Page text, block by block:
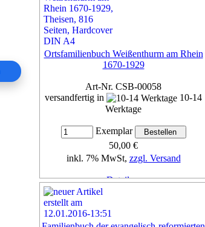
Ortsfamilienbuch Weißenthurm am Rhein
1670-1929
Art-Nr. CSB-00058
versandfertig in
10-14
Werktage
Exemplar
50,00 €
inkl. 7% MwSt, zzgl. Versand
Details...